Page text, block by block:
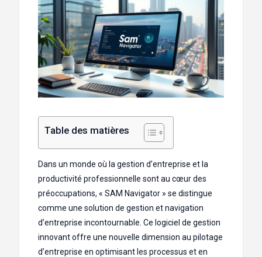
Table des matières
Dans un monde où la gestion d’entreprise et la
productivité professionnelle sont au cœur des
préoccupations, « SAM Navigator » se distingue
comme une solution de gestion et navigation
d’entreprise incontournable. Ce logiciel de gestion
innovant offre une nouvelle dimension au pilotage
d’entreprise en optimisant les processus et en